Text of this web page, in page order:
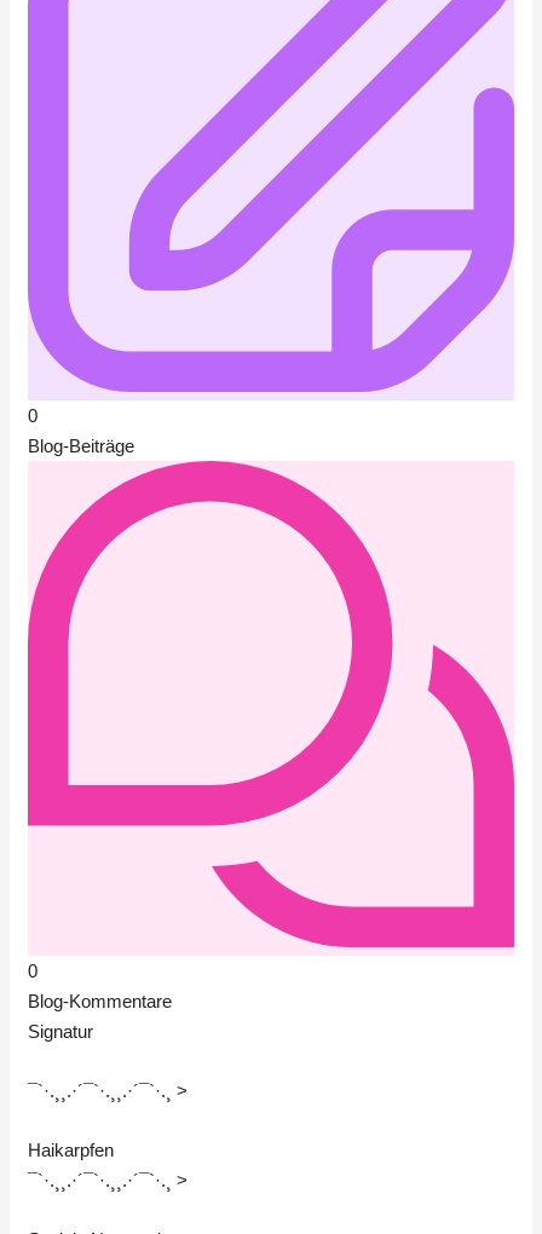
0
Blog-Beiträge
0
Blog-Kommentare
Signatur
¯`·.¸¸.·´¯`·.¸¸.·´¯`·.¸ >
Haikarpfen
¯`·.¸¸.·´¯`·.¸¸.·´¯`·.¸ >